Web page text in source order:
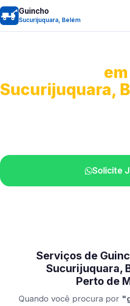
Guincho
Sucurijuquara, Belém
em
Sucurijuquara,
Solicite
Serviços de
Sucurijuquara,
Perto de
Quando você procura por